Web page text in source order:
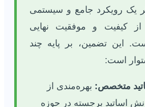
یک رویکرد جامع و سیستمی
از کیفیت و موفقیت نهایی
این تضمین، بر پایه چند
است:
متخصص: بهره‌مندی از
اساتید برجسته در حوزه